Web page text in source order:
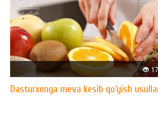
Dasturxonga meva kesib qo‘yish